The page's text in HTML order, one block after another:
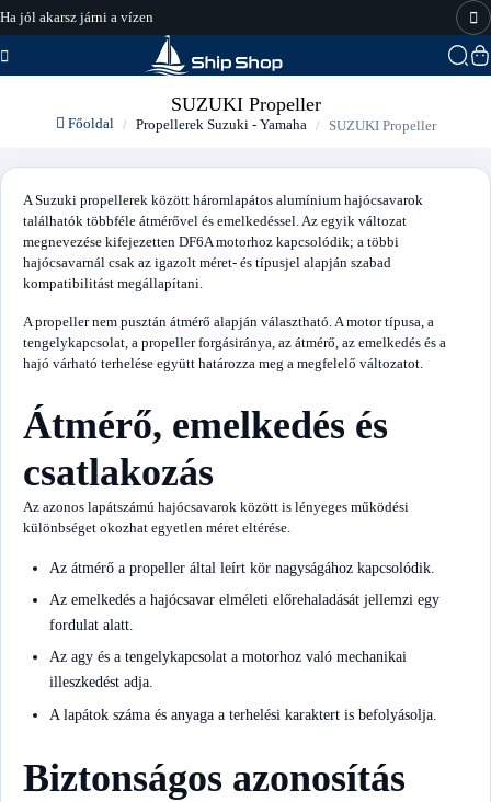
Ha jól akarsz járni a vízen
hajo-felszereles.hu
SUZUKI Propeller
Főoldal Propellerek Suzuki - Yamaha SUZUKI Propeller
A Suzuki propellerek között háromlapátos alumínium hajócsavarok
találhatók többféle átmérővel és emelkedéssel. Az egyik változat
megnevezése kifejezetten DF6A motorhoz kapcsolódik; a többi
hajócsavarnál csak az igazolt méret- és típusjel alapján szabad
kompatibilitást megállapítani.
A propeller nem pusztán átmérő alapján választható. A motor típusa, a
tengelykapcsolat, a propeller forgásiránya, az átmérő, az emelkedés és a
hajó várható terhelése együtt határozza meg a megfelelő változatot.
Átmérő, emelkedés és
csatlakozás
Az azonos lapátszámú hajócsavarok között is lényeges működési
különbséget okozhat egyetlen méret eltérése.
Az átmérő a propeller által leírt kör nagyságához kapcsolódik.
Az emelkedés a hajócsavar elméleti előrehaladását jellemzi egy
fordulat alatt.
Az agy és a tengelykapcsolat a motorhoz való mechanikai
illeszkedést adja.
A lapátok száma és anyaga a terhelési karaktert is befolyásolja.
Biztonságos azonosítás